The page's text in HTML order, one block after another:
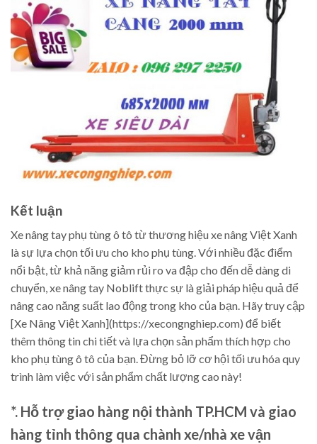
Kết luận
Xe nâng tay phụ tùng ô tô từ thương hiệu xe nâng Việt Xanh
là sự lựa chọn tối ưu cho kho phụ tùng. Với nhiều đặc điểm
nổi bật, từ khả năng giảm rủi ro va đập cho đến dễ dàng di
chuyển, xe nâng tay Noblift thực sự là giải pháp hiệu quả để
nâng cao năng suất lao động trong kho của bạn. Hãy truy cập
[Xe Nâng Việt Xanh](https://xecongnghiep.com) để biết
thêm thông tin chi tiết và lựa chọn sản phẩm thích hợp cho
kho phụ tùng ô tô của bạn. Đừng bỏ lỡ cơ hội tối ưu hóa quy
trình làm việc với sản phẩm chất lượng cao này!
*. Hỗ trợ giao hàng nội thành TP.HCM và giao
hàng tỉnh thông qua chành xe/nhà xe vận